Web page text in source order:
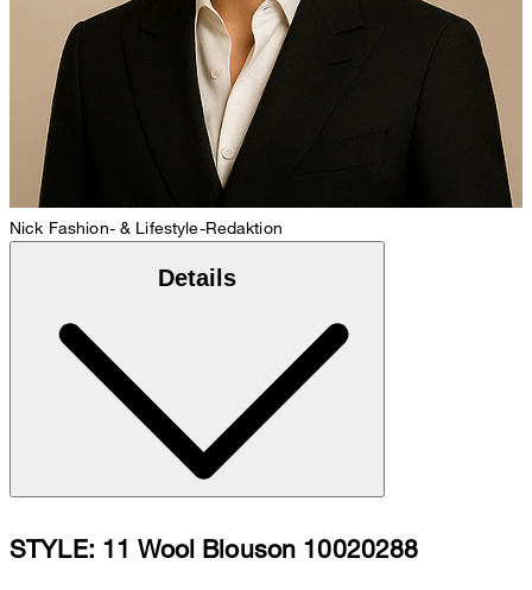
Nick Fashion- & Lifestyle-Redaktion
Details
STYLE: 11 Wool Blouson 10020288